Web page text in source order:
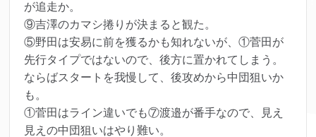
が追走か。
⑨吉澤のカマシ捲りが決まると観た。
⑤野田は安易に前を獲るかも知れないが、①菅田が
先行タイプではないので、後方に置かれてしまう。
ならばスタートを我慢して、後攻めから中団狙いか
も。
①菅田はライン違いでも⑦渡邉が番手なので、見え
見えの中団狙いはやり難い。